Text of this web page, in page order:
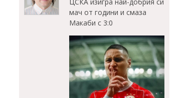
мач от години и смаза
Макаби с 3:0